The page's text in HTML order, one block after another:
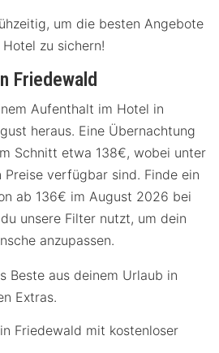
um die besten Angebote
zu sichern!
Friedewald
Aufenthalt im Hotel in
heraus. Eine Übernachtung
Schnitt etwa 138€, wobei unter
Preise verfügbar sind. Finde ein
ab 136€ im August 2026 bei
unsere Filter nutzt, um dein
anzupassen.
Beste aus deinem Urlaub in
Extras.
Friedewald mit kostenloser